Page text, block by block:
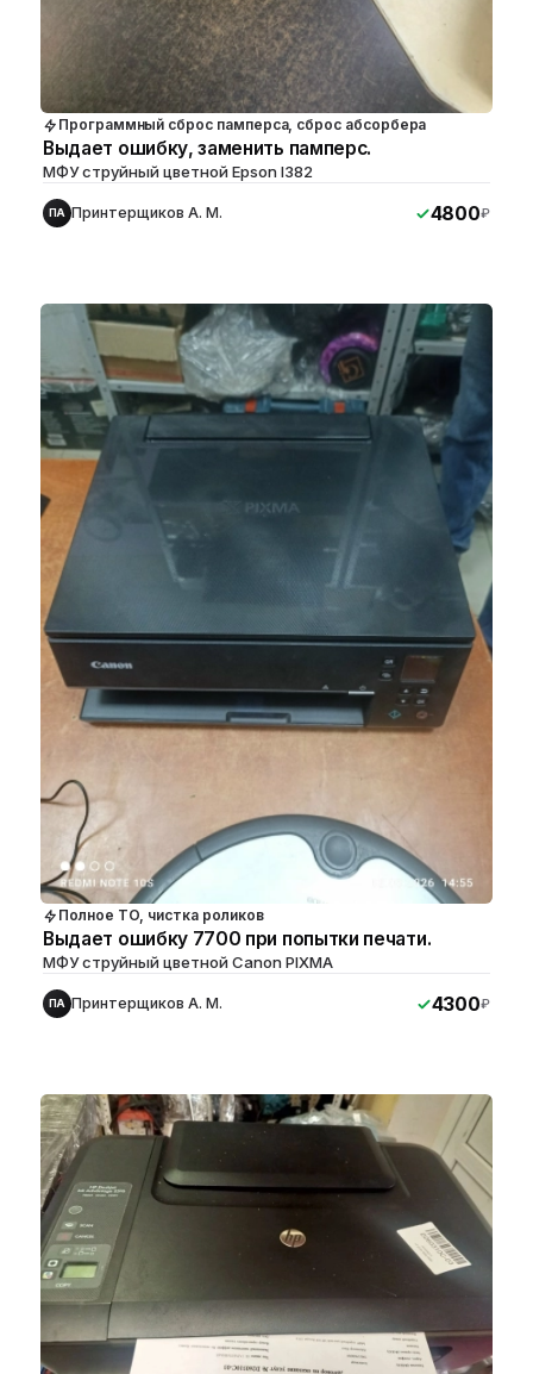
Программный сброс памперса, сброс абсорбера
Выдает ошибку, заменить памперс.
МФУ струйный цветной Epson l382
ПА Принтерщиков А. М. 4800₽
Полное ТО, чистка роликов
Выдает ошибку 7700 при попытки печати.
МФУ струйный цветной Canon PIXMA
ПА Принтерщиков А. М. 4300₽